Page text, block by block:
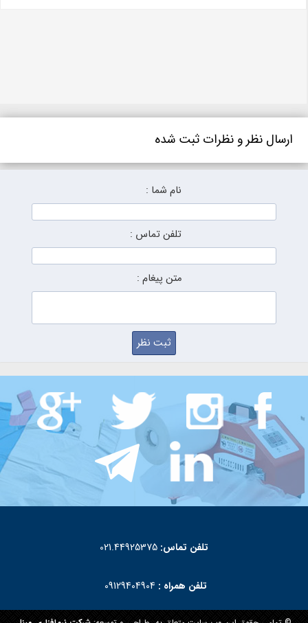
ارسال نظر و نظرات ثبت شده
نام شما :
تلفن تماس :
متن پیغام :
تلفن تماس:
تلفن همراه : 09129404904